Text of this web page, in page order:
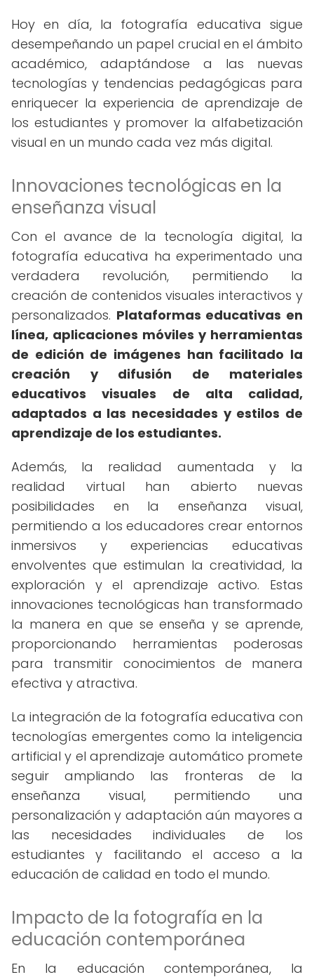
Hoy en día, la fotografía educativa sigue
desempeñando un papel crucial en el ámbito
académico, adaptándose a las nuevas
tecnologías y tendencias pedagógicas para
enriquecer la experiencia de aprendizaje de
los estudiantes y promover la alfabetización
visual en un mundo cada vez más digital.
Innovaciones tecnológicas en la
enseñanza visual
Con el avance de la tecnología digital, la
fotografía educativa ha experimentado una
verdadera revolución, permitiendo la
creación de contenidos visuales interactivos y
personalizados. Plataformas educativas en
línea, aplicaciones móviles y herramientas
de edición de imágenes han facilitado la
creación y difusión de materiales
educativos visuales de alta calidad,
adaptados a las necesidades y estilos de
aprendizaje de los estudiantes.
Además, la realidad aumentada y la
realidad virtual han abierto nuevas
posibilidades en la enseñanza visual,
permitiendo a los educadores crear entornos
inmersivos y experiencias educativas
envolventes que estimulan la creatividad, la
exploración y el aprendizaje activo. Estas
innovaciones tecnológicas han transformado
la manera en que se enseña y se aprende,
proporcionando herramientas poderosas
para transmitir conocimientos de manera
efectiva y atractiva.
La integración de la fotografía educativa con
tecnologías emergentes como la inteligencia
artificial y el aprendizaje automático promete
seguir ampliando las fronteras de la
enseñanza visual, permitiendo una
personalización y adaptación aún mayores a
las necesidades individuales de los
estudiantes y facilitando el acceso a la
educación de calidad en todo el mundo.
Impacto de la fotografía en la
educación contemporánea
En la educación contemporánea, la